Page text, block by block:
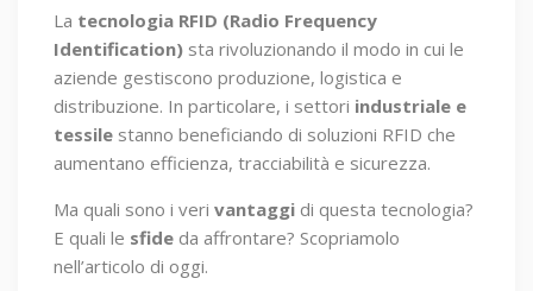
La tecnologia RFID (Radio Frequency
Identification) sta rivoluzionando il modo in cui le
aziende gestiscono produzione, logistica e
distribuzione. In particolare, i settori industriale e
tessile stanno beneficiando di soluzioni RFID che
aumentano efficienza, tracciabilità e sicurezza.
Ma quali sono i veri vantaggi di questa tecnologia?
E quali le sfide da affrontare? Scopriamolo
nell’articolo di oggi.